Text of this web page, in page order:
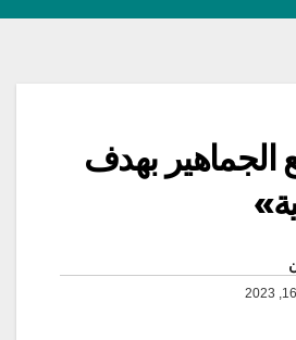
الجماهير بهدف